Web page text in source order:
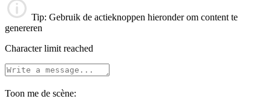
Tip: Gebruik de actieknoppen hieronder om content te
genereren
Character limit reached
Toon me de scène: